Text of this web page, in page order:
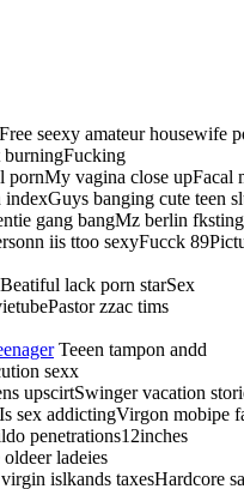
seexy amateur housewife
burningFucking
vagina close
banging cute teen
gang bangMz berlin fksting
iis ttoo sexyFucck
lack porn starSex
zzac tims
Teeen tampon andd
sexx
upscirtSwinger vacation
addictingVirgon mobipe
penetrations12inches
ladeies
islkands